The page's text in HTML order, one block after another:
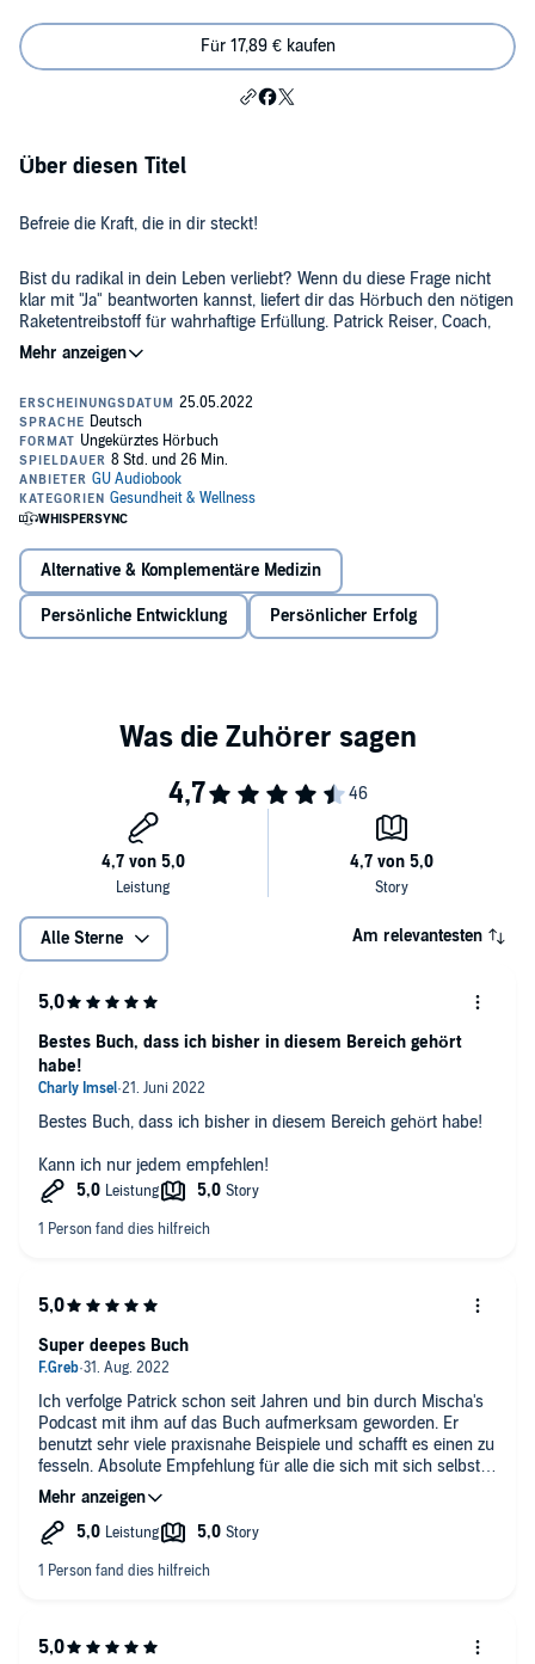
Für 17,89 € kaufen
Über diesen Titel
Befreie die Kraft, die in dir steckt!
Bist du radikal in dein Leben verliebt? Wenn du diese Frage nicht
klar mit "Ja" beantworten kannst, liefert dir das Hörbuch den nötigen
Raketentreibstoff für wahrhaftige Erfüllung. Patrick Reiser, Coach,
Teacher und Experte für Bewusstsein, führt dich zu deiner tiefsten
Essenz und begleitet dich durch einen intensiven Prozess der
zum Download lernst du, dein Leben in ein einzigartiges Meisterwerk
zu verwandeln und die freiste und erfüllteste Version deines Selbst
zu entdecken und zu leben. Lebensmeisterschaft bedeutet, eins mit
dem ureigenen Weg zu werden und sich ganz ans Leben zu
verschenken.
Worauf wartest du noch?
In deiner Audible-Bibliothek findest du für dieses Hörerlebnis eine
PDF-Datei mit zusätzlichem Material.
©2022 GRÄFE UND UNZER Verlag GmbH (P)2022 GRÄFE UND
Alternative & Komplementäre Medizin
Persönliche Entwicklung Persönlicher Erfolg
Alle Sterne Am relevantesten
Bestes Buch, dass ich bisher in diesem Bereich gehört habe!
Kann ich nur jedem empfehlen!
Bestes Buch, dass ich bisher in diesem Bereich gehört
habe!
Ich verfolge Patrick schon seit Jahren und bin durch Mischa's
Podcast mit ihm auf das Buch aufmerksam geworden. Er
benutzt sehr viele praxisnahe Beispiele und schafft es einen zu
fesseln. Absolute Empfehlung für alle die sich mit sich selbst
auseinandersetzen wollen oder die Welt anders sehen
möchten!
Super deepes Buch